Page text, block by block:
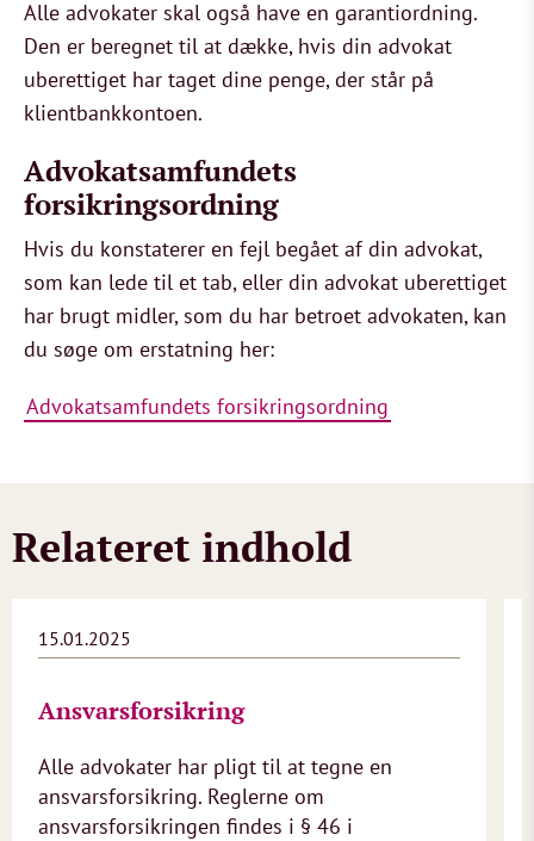
Alle advokater skal også have en garantiordning.
Den er beregnet til at dække, hvis din advokat
uberettiget har taget dine penge, der står på
klientbankkontoen.
Advokatsamfundets
forsikringsordning
Hvis du konstaterer en fejl begået af din advokat,
som kan lede til et tab, eller din advokat uberettiget
har brugt midler, som du har betroet advokaten, kan
du søge om erstatning her:
Advokatsamfundets forsikringsordning
Relateret indhold
15.01.2025
Ansvarsforsikring
Alle advokater har pligt til at tegne en
ansvarsforsikring. Reglerne om
ansvarsforsikringen findes i § 46 i